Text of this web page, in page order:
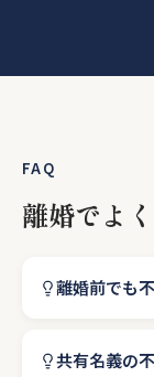
FAQ
離婚でよ
離婚前でも
共有名義の